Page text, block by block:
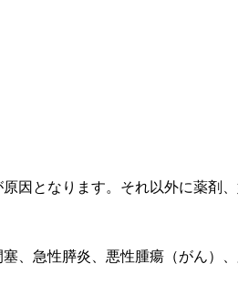
因となります。それ以外に薬剤
、急性膵炎、悪性腫瘍（がん）